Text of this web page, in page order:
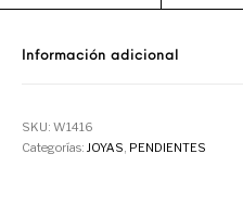
Información adicional
SKU:W1416
Categorías:JOYAS, PENDIENTES